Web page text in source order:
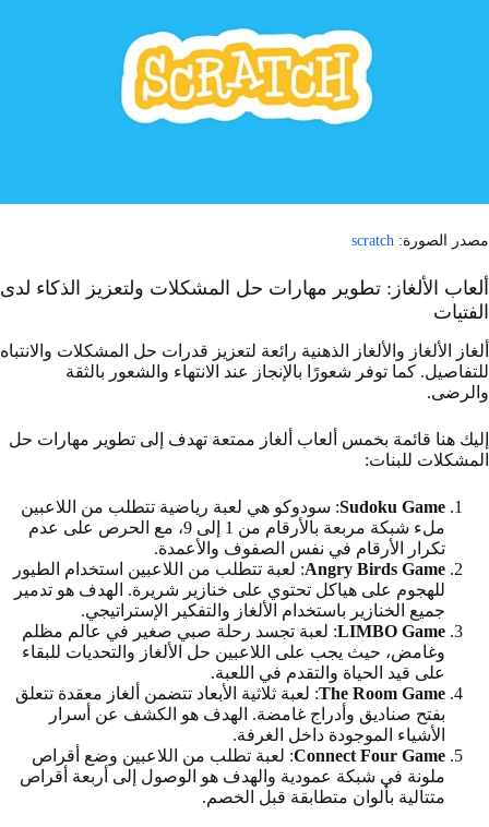
مصدر الصورة: scratch
ألعاب الألغاز: تطوير مهارات حل المشكلات ولتعزيز الذكاء لدى
الفتيات
ألغاز الألغاز والألغاز الذهنية رائعة لتعزيز قدرات حل المشكلات والانتباه
للتفاصيل. كما توفر شعورًا بالإنجاز عند الانتهاء والشعور بالثقة
والرضى.
إليك هنا قائمة بخمس ألعاب ألغاز ممتعة تهدف إلى تطوير مهارات حل
المشكلات للبنات:
Sudoku Game: سودوكو هي لعبة رياضية تتطلب من اللاعبين
ملء شبكة مربعة بالأرقام من 1 إلى 9، مع الحرص على عدم
تكرار الأرقام في نفس الصفوف والأعمدة.
Angry Birds Game: لعبة تتطلب من اللاعبين استخدام الطيور
للهجوم على هياكل تحتوي على خنازير شريرة. الهدف هو تدمير
جميع الخنازير باستخدام الألغاز والتفكير الإستراتيجي.
LIMBO Game: لعبة تجسد رحلة صبي صغير في عالم مظلم
وغامض، حيث يجب على اللاعبين حل الألغاز والتحديات للبقاء
على قيد الحياة والتقدم في اللعبة.
The Room Game: لعبة ثلاثية الأبعاد تتضمن ألغاز معقدة تتعلق
بفتح صناديق وأدراج غامضة. الهدف هو الكشف عن أسرار
الأشياء الموجودة داخل الغرفة.
Connect Four Game: لعبة تطلب من اللاعبين وضع أقراص
ملونة في شبكة عمودية والهدف هو الوصول إلى أربعة أقراص
متتالية بألوان متطابقة قبل الخصم.